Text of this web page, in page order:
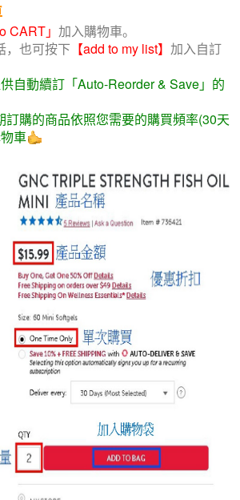
CART」 加入購物車。
，也可按下 【add to my list】 加入自訂
自動續訂「Auto-Reorder & Save」的
訂購的商品依照您需要的購買頻率(30天
車